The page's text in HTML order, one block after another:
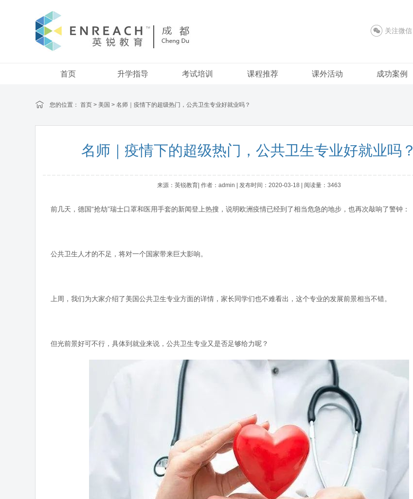
关注微信
首页 升学指导 考试培训 课程推荐 课外活动 成功案例
您的位置： 首页 > 美国 > 名师｜疫情下的超级热门，公共卫生专业好就业吗？
名师｜疫情下的超级热门，公共卫生专业好就业吗？
来源：英锐教育| 作者：admin | 发布时间：2020-03-18 | 阅读量：3463
前几天，德国“抢劫”瑞士口罩和医用手套的新闻登上热搜，说明欧洲疫情已经到了相当危急的地步，也再次敲响了警钟：
公共卫生人才的不足，将对一个国家带来巨大影响。
上周，我们为大家介绍了美国公共卫生专业方面的详情，家长同学们也不难看出，这个专业的发展前景相当不错。
但光前景好可不行，具体到就业来说，公共卫生专业又是否足够给力呢？